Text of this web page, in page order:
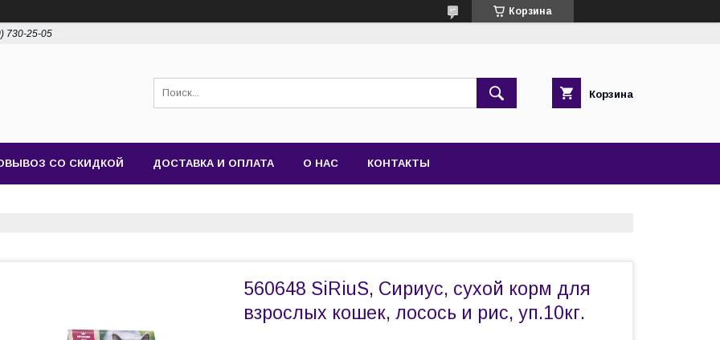
Корзина
730-25-05
Корзина
СО СКИДКОЙ ДОСТАВКА И ОПЛАТА О НАС КОНТАКТЫ
560648 SiRiuS, Сириус, сухой корм для
взрослых кошек, лосось и рис, уп.10кг.